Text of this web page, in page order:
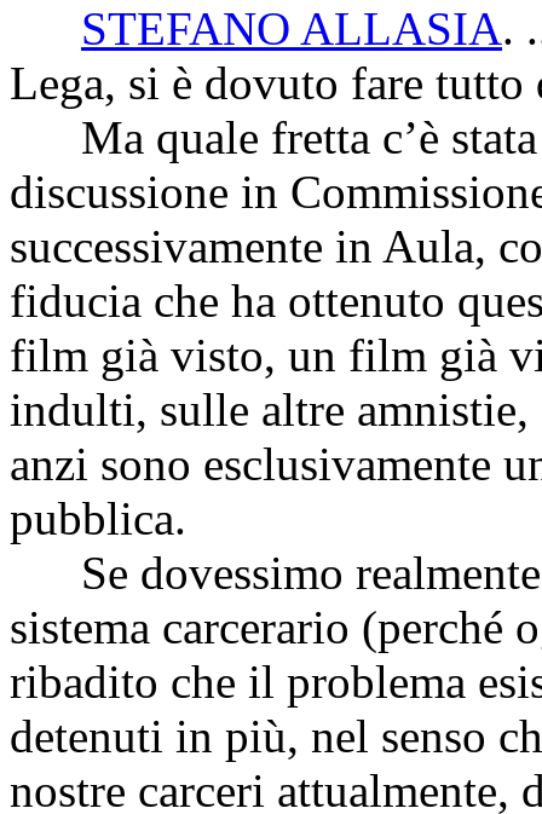
STEFANO ALLASIA.
Lega, si è dovuto fare tutto
Ma quale fretta c’è stata
discussione in
successivamente in Aula,
fiducia che ha ottenuto
film già visto, un film già
indulti, sulle altre
anzi sono esclusivamente
pubblica.
Se dovessimo
sistema carcerario (perché
ribadito che il problema
detenuti in più, nel senso
nostre carceri attualmente,